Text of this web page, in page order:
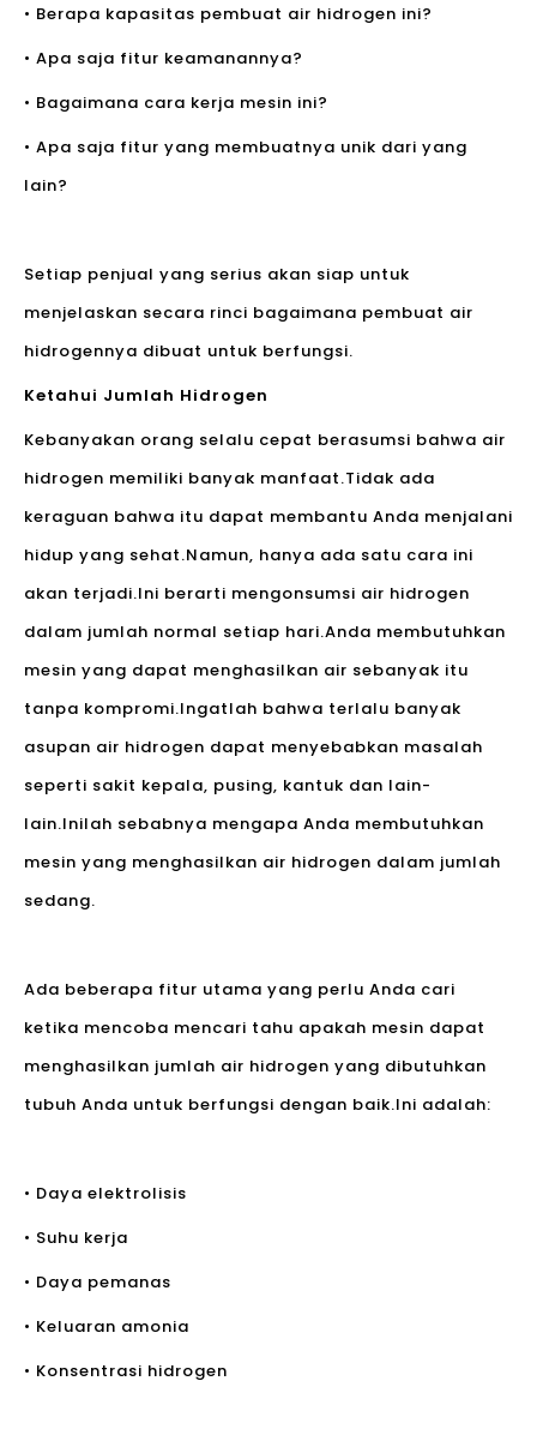
• Berapa kapasitas pembuat air hidrogen ini?
• Apa saja fitur keamanannya?
• Bagaimana cara kerja mesin ini?
• Apa saja fitur yang membuatnya unik dari yang
lain?
Setiap penjual yang serius akan siap untuk
menjelaskan secara rinci bagaimana pembuat air
hidrogennya dibuat untuk berfungsi.
Ketahui Jumlah Hidrogen
Kebanyakan orang selalu cepat berasumsi bahwa air
hidrogen memiliki banyak manfaat.Tidak ada
keraguan bahwa itu dapat membantu Anda menjalani
hidup yang sehat.Namun, hanya ada satu cara ini
akan terjadi.Ini berarti mengonsumsi air hidrogen
dalam jumlah normal setiap hari.Anda membutuhkan
mesin yang dapat menghasilkan air sebanyak itu
tanpa kompromi.Ingatlah bahwa terlalu banyak
asupan air hidrogen dapat menyebabkan masalah
seperti sakit kepala, pusing, kantuk dan lain-
lain.Inilah sebabnya mengapa Anda membutuhkan
mesin yang menghasilkan air hidrogen dalam jumlah
sedang.
Ada beberapa fitur utama yang perlu Anda cari
ketika mencoba mencari tahu apakah mesin dapat
menghasilkan jumlah air hidrogen yang dibutuhkan
tubuh Anda untuk berfungsi dengan baik.Ini adalah:
• Daya elektrolisis
• Suhu kerja
• Daya pemanas
• Keluaran amonia
• Konsentrasi hidrogen